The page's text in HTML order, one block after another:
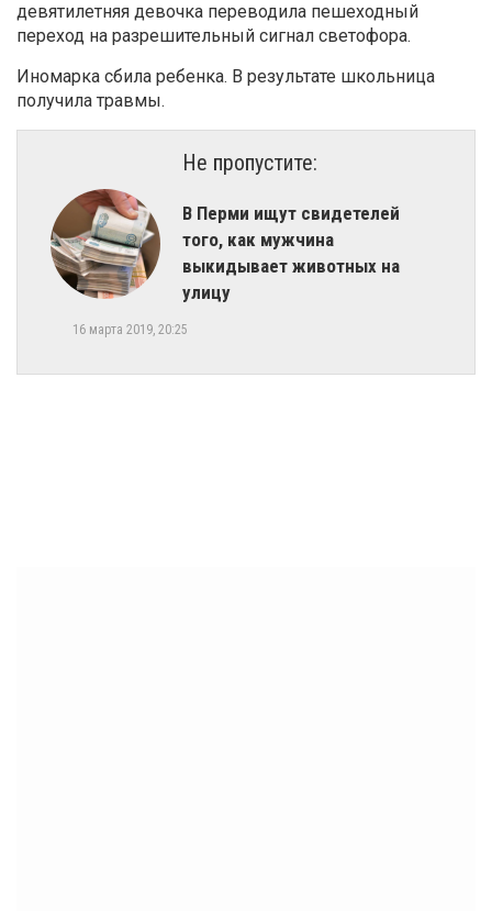
девятилетняя девочка переводила пешеходный
переход на разрешительный сигнал светофора.
Иномарка сбила ребенка. В результате школьница
получила травмы.
Не пропустите:
В Перми ищут свидетелей
того, как мужчина
выкидывает животных на
улицу
16 марта 2019, 20:25